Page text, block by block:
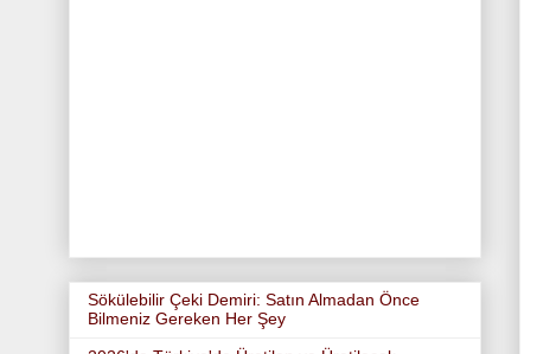
Sökülebilir Çeki Demiri: Satın Almadan Önce
Bilmeniz Gereken Her Şey